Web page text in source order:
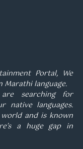
Portal, We
language.
searching for
native languages.
and is known
a huge gap in